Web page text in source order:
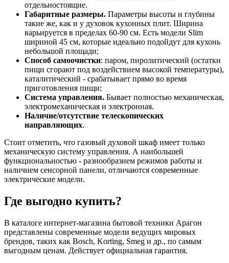
отдельностоящие.
Габаритные размеры. Параметры высоты и глубины
такие же, как и у духовок кухонных плит. Ширина
варьируется в пределах 60-90 см. Есть модели Slim
шириной 45 см, которые идеально подойдут для кухонь
небольшой площади;
Способ самоочистки: паром, пиролитический (остатки
пищи сгорают под воздействием высокой температуры),
каталитический - срабатывает прямо во время
приготовления пищи;
Система управления. Бывает полностью механическая,
электромеханическая и электронная.
Наличие/отсутствие телескопических
направляющих.
Стоит отметить, что газовый духовой шкаф имеет только
механическую систему управления. А наибольшей
функциональностью - разнообразием режимов работы и
наличием сенсорной панели, отличаются современные
электрические модели.
Где выгодно купить?
В каталоге интернет-магазина бытовой техники Арагон
представлены современные модели ведущих мировых
брендов, таких как Bosch, Korting, Smeg и др., по самым
выгодным ценам. Действует официальная гарантия.